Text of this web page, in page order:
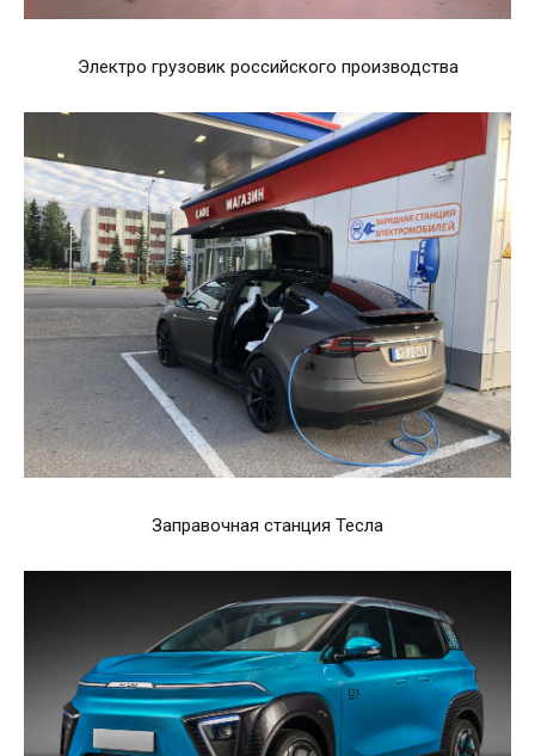
Электро грузовик российского производства
Заправочная станция Тесла